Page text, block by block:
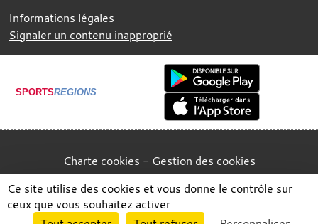
Informations légales
Signaler un contenu inapproprié
SPORTSREGIONS
Charte cookies Gestion des cookies
Ce site utilise des cookies et vous donne le contrôle sur
ceux que vous souhaitez activer